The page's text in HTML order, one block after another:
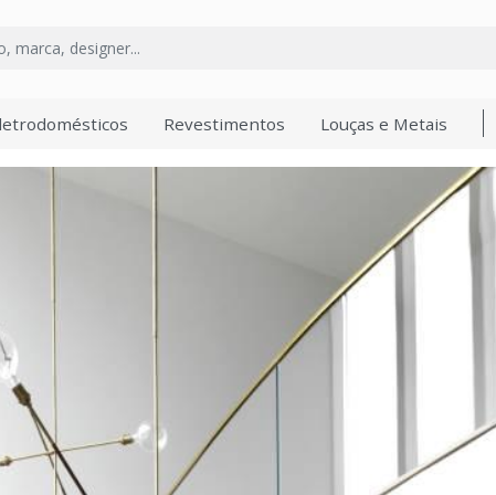
Revestimentos Louças e Metais